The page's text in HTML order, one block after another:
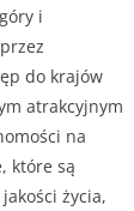
i
do krajów
atrakcyjnym
na
które są
życia,